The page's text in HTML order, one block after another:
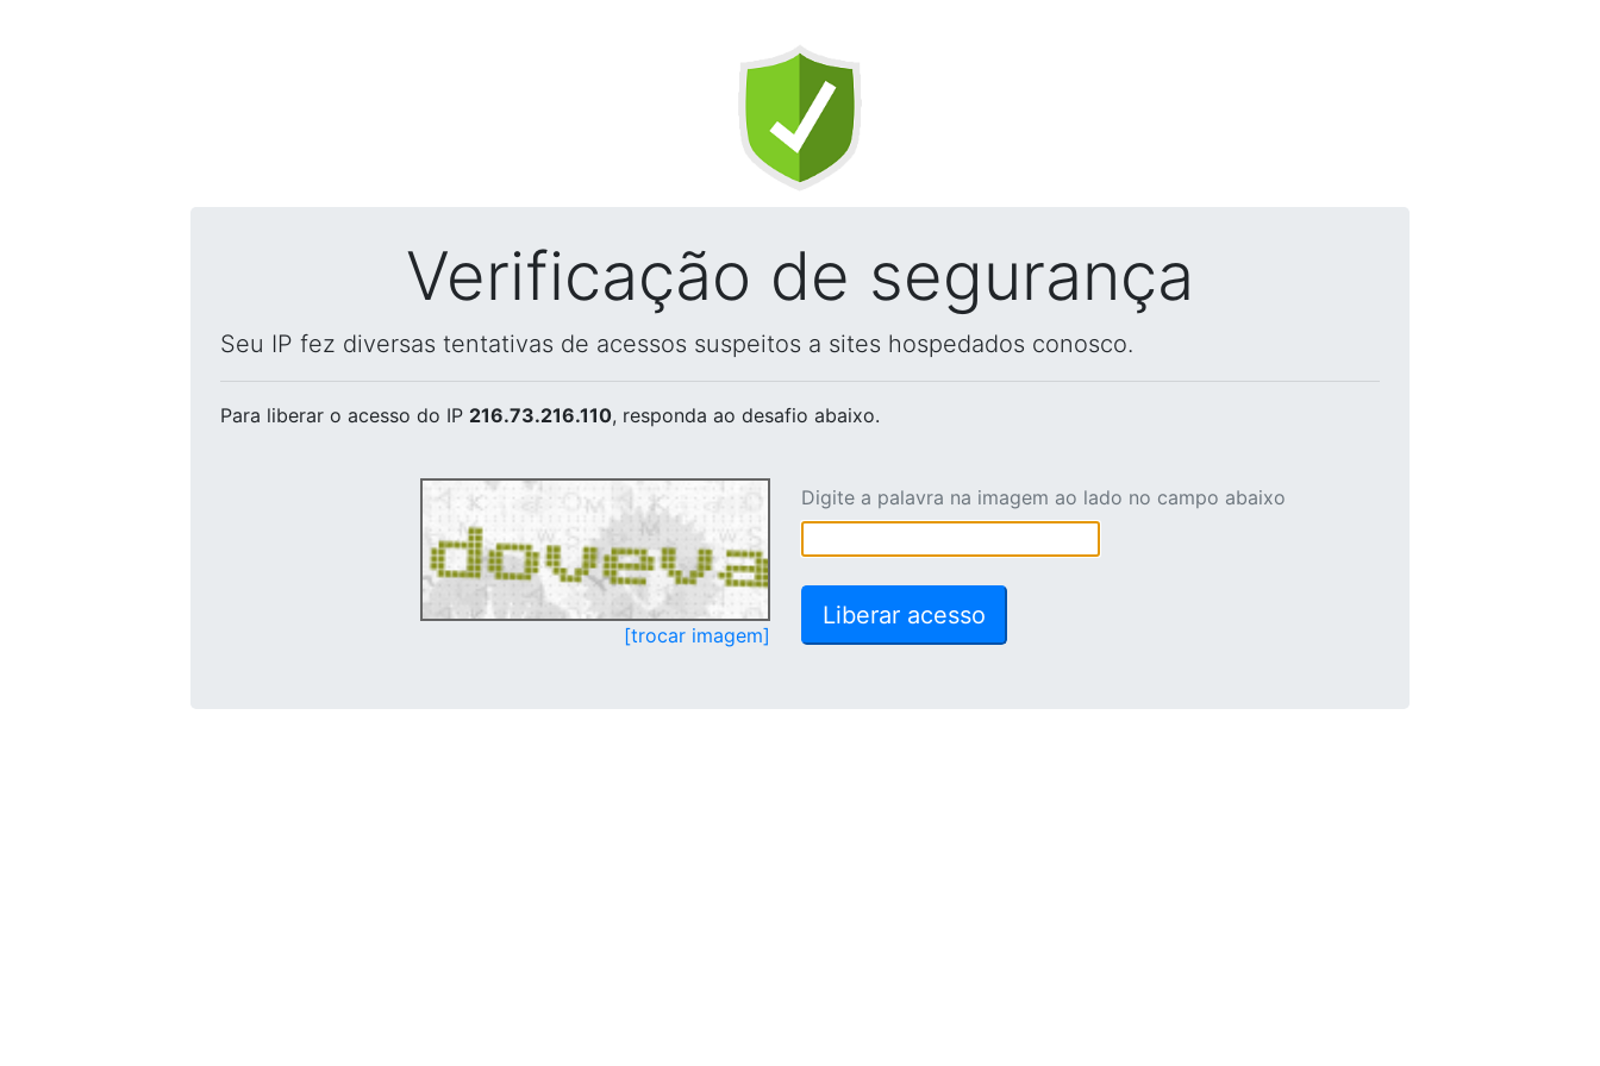
Verificação de segurança
Seu IP fez diversas tentativas de acessos suspeitos a sites hospedados conosco.
Para liberar o acesso do IP 216.73.216.110, responda ao desafio abaixo.
[trocar imagem]
Digite a palavra na imagem ao lado no campo abaixo